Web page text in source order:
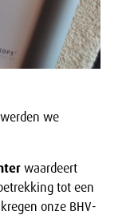
werden we
waardeert
tot een
onze BHV-